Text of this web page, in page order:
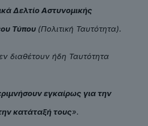
Δελτίο Αστυνομικής
Τύπου (Πολιτική Ταυτότητα).
διαθέτουν ήδη Ταυτότητα
εγκαίρως για την
κατάταξή τους».